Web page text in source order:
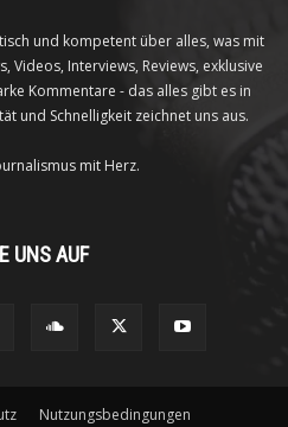
und kompetent über alles, was mit
Videos, Interviews, Reviews, exklusive
Kommentare - das alles gibt es in
und Schnelligkeit zeichnet uns aus.
mit Herz.
UNS AUF
Nutzungsbedingungen